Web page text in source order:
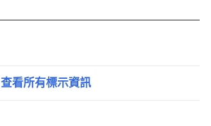
查看所有標示資訊